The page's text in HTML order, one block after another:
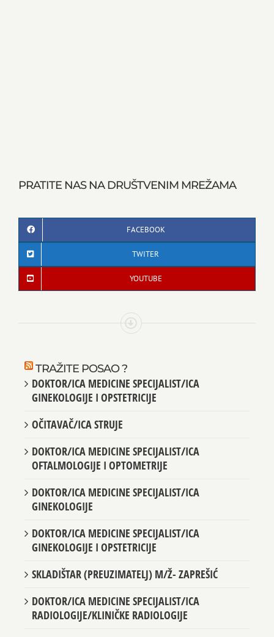
PRATITE NAS NA DRUŠTVENIM MREŽAMA
FACEBOOK
TWITER
YOUTUBE
TRAŽITE POSAO ?
DOKTOR/ICA MEDICINE SPECIJALIST/ICA
GINEKOLOGIJE I OPSTETRICIJE
OČITAVAČ/ICA STRUJE
DOKTOR/ICA MEDICINE SPECIJALIST/ICA
OFTALMOLOGIJE I OPTOMETRIJE
DOKTOR/ICA MEDICINE SPECIJALIST/ICA
GINEKOLOGIJE
DOKTOR/ICA MEDICINE SPECIJALIST/ICA
GINEKOLOGIJE I OPSTETRICIJE
SKLADIŠTAR (PREUZIMATELJ) M/Ž- ZAPREŠIĆ
DOKTOR/ICA MEDICINE SPECIJALIST/ICA
RADIOLOGIJE/KLINIČKE RADIOLOGIJE